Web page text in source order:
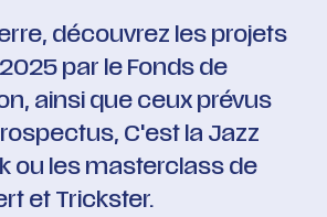
découvrez les projets
par le Fonds de
ainsi que ceux prévus
C'est la Jazz
ou les masterclass de
et Trickster.